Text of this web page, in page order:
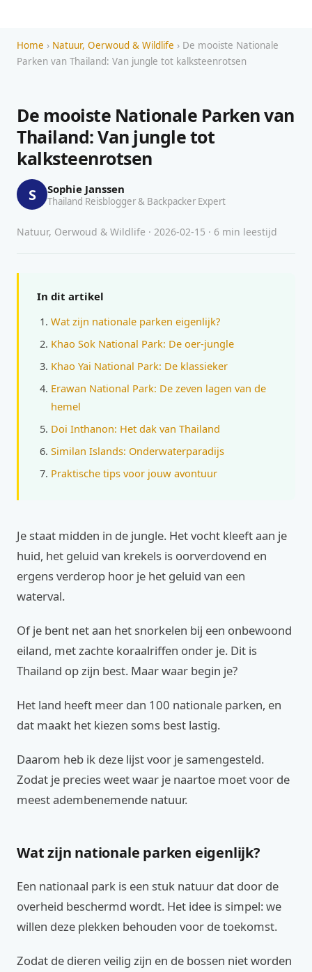
Home › Natuur, Oerwoud & Wildlife › De mooiste Nationale
Parken van Thailand: Van jungle tot kalksteenrotsen
De mooiste Nationale Parken van
Thailand: Van jungle tot
kalksteenrotsen
S Sophie Janssen
Thailand Reisblogger & Backpacker Expert
Natuur, Oerwoud & Wildlife · 2026-02-15 · 6 min leestijd
In dit artikel
Wat zijn nationale parken eigenlijk?
Khao Sok National Park: De oer-jungle
Khao Yai National Park: De klassieker
Erawan National Park: De zeven lagen van de
hemel
Doi Inthanon: Het dak van Thailand
Similan Islands: Onderwaterparadijs
Praktische tips voor jouw avontuur
Je staat midden in de jungle. Het vocht kleeft aan je
huid, het geluid van krekels is oorverdovend en
ergens verderop hoor je het geluid van een
waterval.
Of je bent net aan het snorkelen bij een onbewoond
eiland, met zachte koraalriffen onder je. Dit is
Thailand op zijn best. Maar waar begin je?
Het land heeft meer dan 100 nationale parken, en
dat maakt het kiezen soms best lastig.
Daarom heb ik deze lijst voor je samengesteld.
Zodat je precies weet waar je naartoe moet voor de
meest adembenemende natuur.
Wat zijn nationale parken eigenlijk?
Een nationaal park is een stuk natuur dat door de
overheid beschermd wordt. Het idee is simpel: we
willen deze plekken behouden voor de toekomst.
Zodat de dieren veilig zijn en de bossen niet worden